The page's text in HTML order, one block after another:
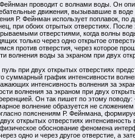
проводит с волнами воды. Он
движения, вызывавшие в
Р. Фейнман использует поплавок,
при обоих отрытых отверстиях.
отверстиями, когда волны
только через одно открытое
против отверстия, через которое
волнения воды за экраном при двух
пуль при двух открытых отверстиях
суммарный график интенсивности
интенсивность волнения за
волнения за экраном при двух
Он так пишет по этому
волнение образуется не
пояснениям Р. Фейнмана,
открытых отверстиях
обоснование феномена
одно и через другое отверстие, а